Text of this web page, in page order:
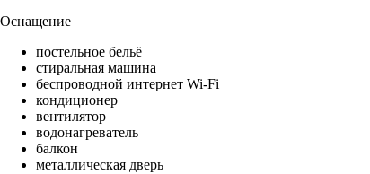
Оснащение
постельное бельё
стиральная машина
беспроводной интернет Wi-Fi
кондиционер
вентилятор
водонагреватель
балкон
металлическая дверь